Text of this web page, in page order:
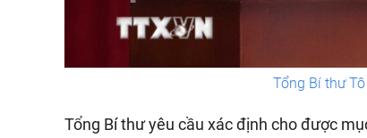
Tổng Bí thư
Tổng Bí thư yêu cầu xác định cho được